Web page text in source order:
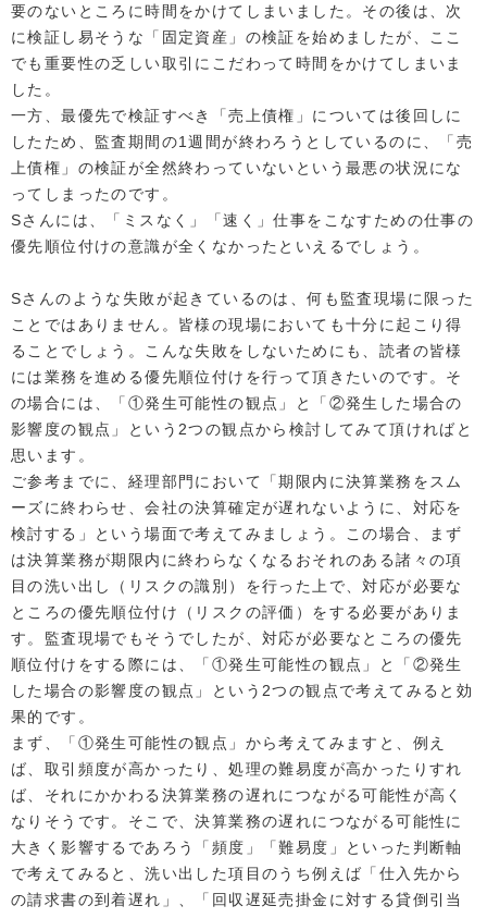
要のないところに時間をかけてしまいました。その後は、次
に検証し易そうな「固定資産」の検証を始めましたが、ここ
でも重要性の乏しい取引にこだわって時間をかけてしまいま
した。
一方、最優先で検証すべき「売上債権」については後回しに
したため、監査期間の1週間が終わろうとしているのに、「売
上債権」の検証が全然終わっていないという最悪の状況にな
ってしまったのです。
Sさんには、「ミスなく」「速く」仕事をこなすための仕事の
優先順位付けの意識が全くなかったといえるでしょう。
Sさんのような失敗が起きているのは、何も監査現場に限った
ことではありません。皆様の現場においても十分に起こり得
ることでしょう。こんな失敗をしないためにも、読者の皆様
には業務を進める優先順位付けを行って頂きたいのです。そ
の場合には、「①発生可能性の観点」と「②発生した場合の
影響度の観点」という2つの観点から検討してみて頂ければと
思います。
ご参考までに、経理部門において「期限内に決算業務をスム
ーズに終わらせ、会社の決算確定が遅れないように、対応を
検討する」という場面で考えてみましょう。この場合、まず
は決算業務が期限内に終わらなくなるおそれのある諸々の項
目の洗い出し（リスクの識別）を行った上で、対応が必要な
ところの優先順位付け（リスクの評価）をする必要がありま
す。監査現場でもそうでしたが、対応が必要なところの優先
順位付けをする際には、「①発生可能性の観点」と「②発生
した場合の影響度の観点」という2つの観点で考えてみると効
果的です。
まず、「①発生可能性の観点」から考えてみますと、例え
ば、取引頻度が高かったり、処理の難易度が高かったりすれ
ば、それにかかわる決算業務の遅れにつながる可能性が高く
なりそうです。そこで、決算業務の遅れにつながる可能性に
大きく影響するであろう「頻度」「難易度」といった判断軸
で考えてみると、洗い出した項目のうち例えば「仕入先から
の請求書の到着遅れ」、「回収遅延売掛金に対する貸倒引当